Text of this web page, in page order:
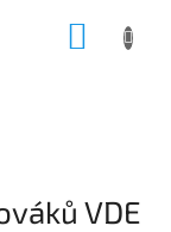
VDE